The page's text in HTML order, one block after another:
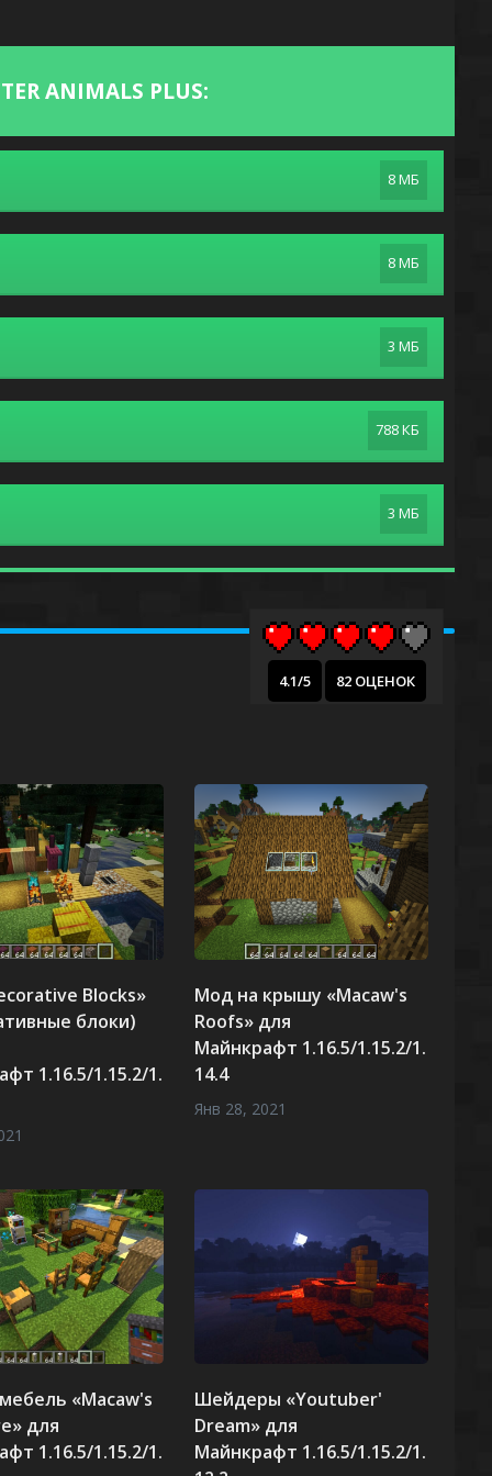
ANIMALS PLUS:
8 МБ
8 МБ
3 МБ
788 КБ
3 МБ
4.1/5 82 ОЦЕНОК
Blocks»
блоки)
1.16.5/1.15.2/1.
Мод на крышу «Macaw's
Roofs» для
Майнкрафт 1.16.5/1.15.2/1.
14.4
Янв 28, 2021
«Macaw's
для
1.16.5/1.15.2/1.
Шейдеры «Youtuber'
Dream» для
Майнкрафт 1.16.5/1.15.2/1.